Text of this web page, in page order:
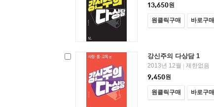
13,650원
원클릭구매 바로구매
강신주의 다상담 1
2013년 12월
제한없음
9,450원
원클릭구매 바로구매